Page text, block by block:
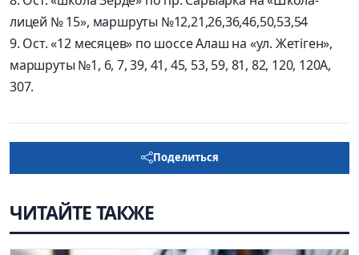
лицей № 15», маршруты №12,21,26,36,46,50,53,54
9. Ост. «12 месяцев» по шоссе Алаш на «ул. Жетіген»,
маршруты №1, 6, 7, 39, 41, 45, 53, 59, 81, 82, 120, 120А,
307.
Поделиться
ЧИТАЙТЕ ТАКЖЕ